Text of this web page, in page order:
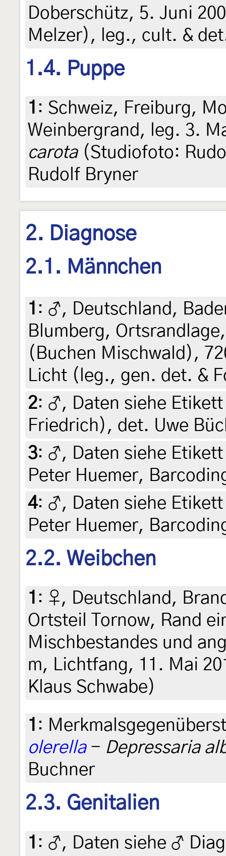
Doberschütz, 5. Juni
Melzer), leg., cult. &
1.4. Puppe
1 : Schweiz, Freiburg,
Weinbergrand, leg. 3.
carota(Studiofoto:
Rudolf Bryner
2. Diagnose
2.1. Männchen
1 : ♂, Deutschland,
Blumberg,
(Buchen Mischwald),
Licht (leg., gen. det. &
2: ♂, Daten siehe
Friedrich), det. Uwe
3: ♂, Daten siehe
Peter Huemer,
4: ♂, Daten siehe
Peter Huemer,
2.2. Weibchen
1 : ♀, Deutschland,
Ortsteil Tornow, Rand
Mischbestandes und
m, Lichtfang, 11. Mai
Klaus Schwabe)
1 :
olerella- Depressaria
Buchner
2.3. Genitalien
1 : ♂, Daten siehe ♂